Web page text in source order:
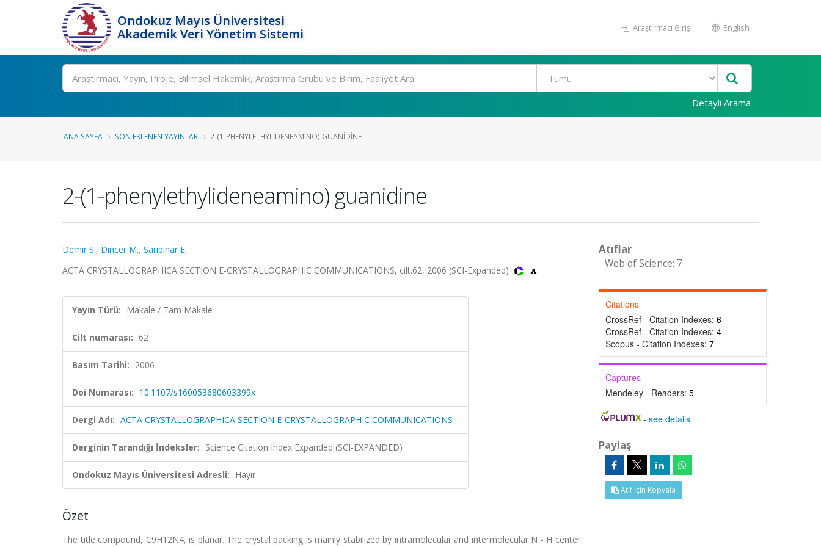
Ondokuz Mayıs Üniversitesi
Akademik Veri Yönetim Sistemi
Araştırmacı Girişi English
Ara
Detaylı Arama
ANA SAYFA SON EKLENEN YAYINLAR 2-(1-PHENYLETHYLIDENEAMINO) GUANIDINE
2-(1-phenylethylideneamino) guanidine
Demir S., Dincer M., Saripinar E.
ACTA CRYSTALLOGRAPHICA SECTION E-CRYSTALLOGRAPHIC COMMUNICATIONS, cilt.62, 2006 (SCI-Expanded)
Yayın Türü: Makale / Tam Makale
Cilt numarası: 62
Basım Tarihi: 2006
Doi Numarası: 10.1107/s160053680603399x
Dergi Adı: ACTA CRYSTALLOGRAPHICA SECTION E-CRYSTALLOGRAPHIC COMMUNICATIONS
Derginin Tarandığı İndeksler: Science Citation Index Expanded (SCI-EXPANDED)
Ondokuz Mayıs Üniversitesi Adresli: Hayır
Özet
The title compound, C9H12N4, is planar. The crystal packing is mainly stabilized by intramolecular and intermolecular N - H center
Atıflar
Web of Science: 7
Citations
CrossRef - Citation Indexes: 6
CrossRef - Citation Indexes: 4
Scopus - Citation Indexes: 7
Captures
Mendeley - Readers: 5
-see details
Paylaş
Atıf İçin Kopyala